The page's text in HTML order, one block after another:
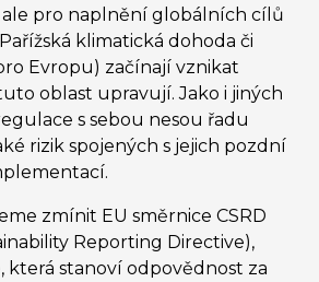
pro naplnění globálních cílů
klimatická dohoda či
Evropu) začínají vznikat
oblast upravují. Jako i jiných
s sebou nesou řadu
rizik spojených s jejich pozdní
zmínit EU směrnice CSRD
Reporting Directive),
která stanoví odpovědnost za